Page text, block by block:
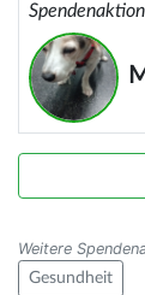
Weitere
Gesundheit